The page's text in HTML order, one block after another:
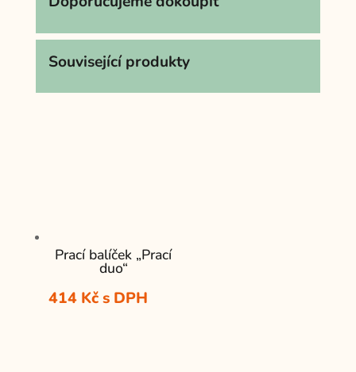
Související produkty
Prací balíček „Prací
duo“
414 Kč s DPH